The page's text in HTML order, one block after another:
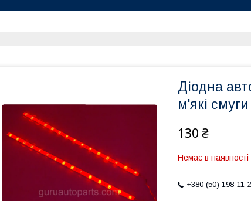
Діодна
м'які
130 ₴
Немає в наявності
+380 (50) 198-11-